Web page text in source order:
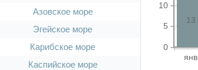
янв
0
5
10
13
Азовское море
Эгейское море
Карибское море
Каспийское море